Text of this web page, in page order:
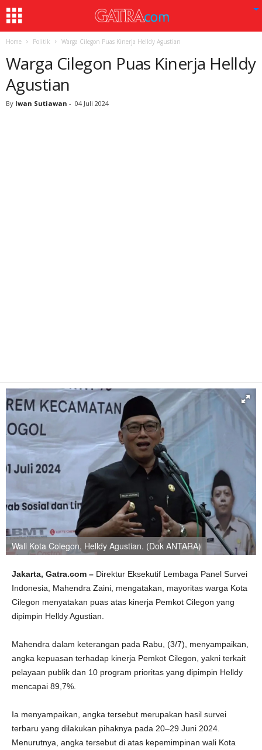
Home Politik Warga Cilegon Puas Kinerja Helldy Agustian
Warga Cilegon Puas Kinerja Helldy
Agustian
By Iwan Sutiawan - 04 Juli 2024
Wali Kota Colegon, Helldy Agustian. (Dok ANTARA)
Jakarta, Gatra.com – Direktur Eksekutif Lembaga Panel Survei
Indonesia, Mahendra Zaini, mengatakan, mayoritas warga Kota
Cilegon menyatakan puas atas kinerja Pemkot Cilegon yang
dipimpin Helldy Agustian.
Mahendra dalam keterangan pada Rabu, (3/7), menyampaikan,
angka kepuasan terhadap kinerja Pemkot Cilegon, yakni terkait
pelayaan publik dan 10 program prioritas yang dipimpin Helldy
mencapai 89,7%.
Ia menyampaikan, angka tersebut merupakan hasil survei
terbaru yang dilakukan pihaknya pada 20–29 Juni 2024.
Menurutnya, angka tersebut di atas kepemimpinan wali Kota